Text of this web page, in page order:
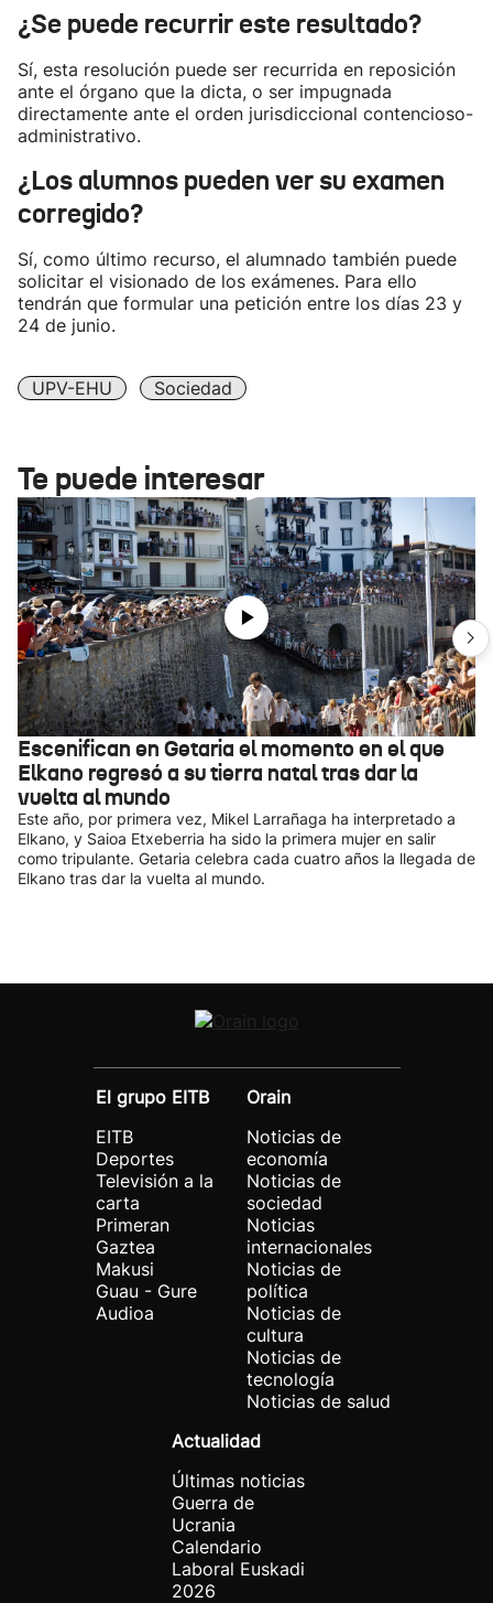
¿Se puede recurrir este resultado?
Sí, esta resolución puede ser recurrida en reposición
ante el órgano que la dicta, o ser impugnada
directamente ante el orden jurisdiccional contencioso-
administrativo.
¿Los alumnos pueden ver su examen
corregido?
Sí, como último recurso, el alumnado también puede
solicitar el visionado de los exámenes. Para ello
tendrán que formular una petición entre los días 23 y
24 de junio.
UPV-EHU Sociedad
Te puede interesar
Escenifican en Getaria el momento en el que
Elkano regresó a su tierra natal tras dar la
vuelta al mundo
Este año, por primera vez, Mikel Larrañaga ha interpretado a
Elkano, y Saioa Etxeberria ha sido la primera mujer en salir
como tripulante. Getaria celebra cada cuatro años la llegada de
Elkano tras dar la vuelta al mundo.
El grupo EITB
EITB
Deportes
Televisión a la
carta
Primeran
Gaztea
Makusi
Guau - Gure
Audioa
Orain
Noticias de
economía
Noticias de
sociedad
Noticias
internacionales
Noticias de
política
Noticias de
cultura
Noticias de
tecnología
Noticias de salud
Actualidad
Últimas noticias
Guerra de
Ucrania
Calendario
Laboral Euskadi
2026